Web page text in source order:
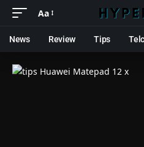
Aa
News Review Tips